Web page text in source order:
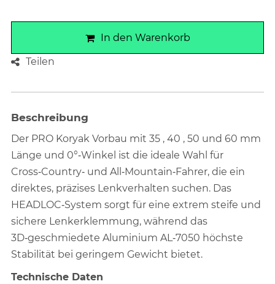
In den Warenkorb
Teilen
Beschreibung
Der PRO Koryak Vorbau mit 35 , 40 , 50 und 60 mm
Länge und 0°‑Winkel ist die ideale Wahl für
Cross‑Country‑ und All‑Mountain‑Fahrer, die ein
direktes, präzises Lenkverhalten suchen. Das
HEADLOC‑System sorgt für eine extrem steife und
sichere Lenkerklemmung, während das
3D‑geschmiedete Aluminium AL‑7050 höchste
Stabilität bei geringem Gewicht bietet.
Technische Daten